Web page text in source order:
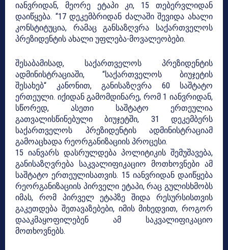
იანვრიდან, მეორე ეტაპი კი, 15 თებერვლიდან
დაიწყება. “17 დეკემბრიდან ძალაში შევიდა ახალი
კონსტიტუცია, რამაც განსაზღვრა საქართველოს
პრეზიდენტის ახალი უფლება-მოვალეობები.
შესაბამისად, საქართველოს პრეზიდენტის
ადმინისტრაციაში, “საქართველოს ბიუჯეტის
შესახებ“ კანონით, განისაზღვრა 60 საშტატო
ერთეული. იქიდან გამომდინარე, რომ 1 იანვრიდან,
სწორედ, ასეთი საშტატო ერთეულია
გათვალისწინებული ბიუჯეტში, 31 დეკემბერს
საქართველოს პრეზიდენტის ადმინისტრაციამ
გამოაცხადა რეორგანიზაციის პროცესი.
15 იანვარს დასრულდება პოლიტიკის შემუშავება,
განისაზღვრება საკვალიფიკაციო მოთხოვნები ამ
საშტატო ერთეულისათვის. 15 იანვრიდან დაიწყება
რეორგანიზაციის პირველი ეტაპი, რაც გულისხმობს
იმას, რომ პირველ ეტაპზე შიდა რესურსისთვის
გაკეთდება შეთავაზებები, იმის მიხედვით, როგორ
დააკმაყოფილებენ ამ საკვალიფიკაციო
მოთხოვნებს.